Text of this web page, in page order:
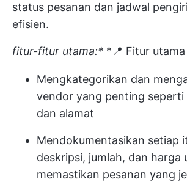
status pesanan dan jadwal
efisien.
fitur-fitur utama:* *📍 Fitur utama
Mengkategorikan dan
vendor yang penting seperti
dan alamat
Mendokumentasikan setiap
deskripsi, jumlah, dan harga
memastikan pesanan yang